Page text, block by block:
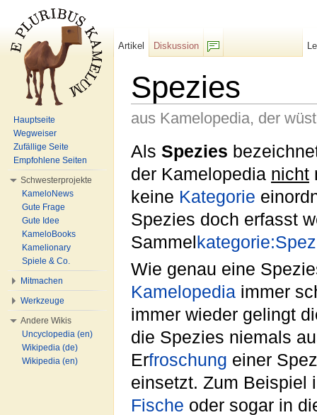
Spezies
aus Kamelopedia, der
Als Spezies
der Kamelopedia nicht
keine Kategorie
Spezies doch erfasst
Sammel
Wie genau eine
Kamelopedia immer
immer wieder gelingt
die Spezies niemals
Erfroschung einer
einsetzt. Zum Beispiel
Fische oder sogar in
Artikel
Diskussion
Hauptseite
Wegweiser
Zufällige Seite
Empfohlene Seiten
Schwesterprojekte
KameloNews
Gute Frage
Gute Idee
KameloBooks
Kamelionary
Spiele & Co.
Mitmachen
Werkzeuge
Andere Wikis
Uncyclopedia (en)
Wikipedia (de)
Wikipedia (en)